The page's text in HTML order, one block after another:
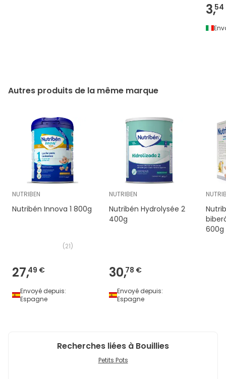
3,
Autres produits de la même marque
NUTRIBEN
Nutribén Innova 1 800g
(21)
27,49 €
Envoyé depuis:
Espagne
NUTRIBEN
Nutribén Hydrolysée 2
400g
30,78 €
Envoyé depuis:
Espagne
600g
Recherches liées à Bouillies
Petits Pots